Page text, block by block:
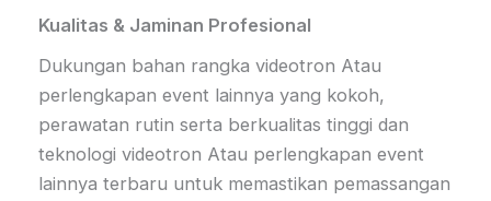
Kualitas & Jaminan Profesional
Dukungan bahan rangka videotron Atau
perlengkapan event lainnya yang kokoh,
perawatan rutin serta berkualitas tinggi dan
teknologi videotron Atau perlengkapan event
lainnya terbaru untuk memastikan pemassangan